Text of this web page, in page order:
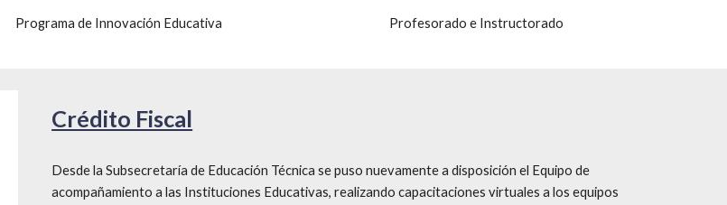
Programa de Innovación Educativa Profesorado e Instructorado
Crédito Fiscal
Desde la Subsecretaría de Educación Técnica se puso nuevamente a disposición el Equipo de
acompañamiento a las Instituciones Educativas, realizando capacitaciones virtuales a los equipos